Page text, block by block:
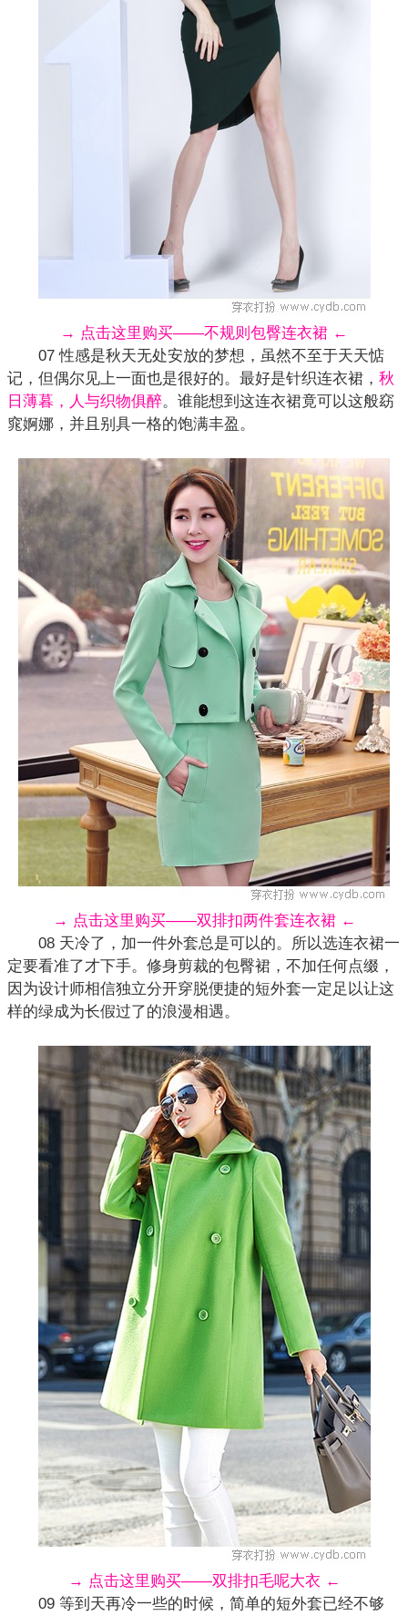
→ 点击这里购买——不规则包臀连衣裙 ←
07 性感是秋天无处安放的梦想，虽然不至于天天惦
记，但偶尔见上一面也是很好的。最好是针织连衣裙， 秋
日薄暮，人与织物俱醉。谁能想到这连衣裙竟可以这般窈
窕婀娜，并且别具一格的饱满丰盈。
→ 点击这里购买——双排扣两件套连衣裙 ←
08 天冷了，加一件外套总是可以的。所以选连衣裙一
定要看准了才下手。修身剪裁的包臀裙 ，不加任何点缀，
因为设计师相信独立分开穿脱便捷的短外套一定足以让这
样的绿成为长假过了的浪漫相遇。
→ 点击这里购买——双排扣毛呢大衣 ←
09 等到天再冷一些的时候，简单的短外套已经不够